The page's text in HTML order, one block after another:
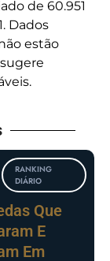
de 60.951
Dados
estão
RANKING
DIÁRIO
Que
E
Em